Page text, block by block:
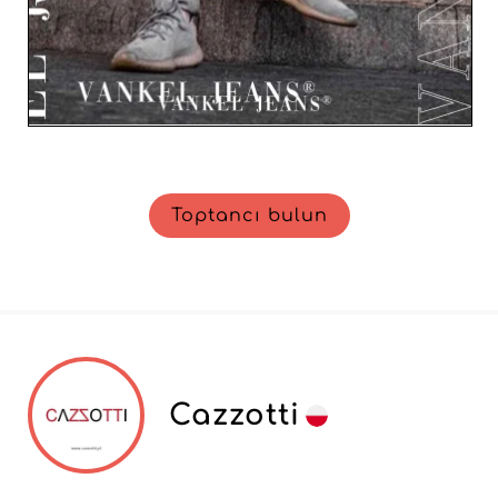
Toptancı bulun
Cazzotti